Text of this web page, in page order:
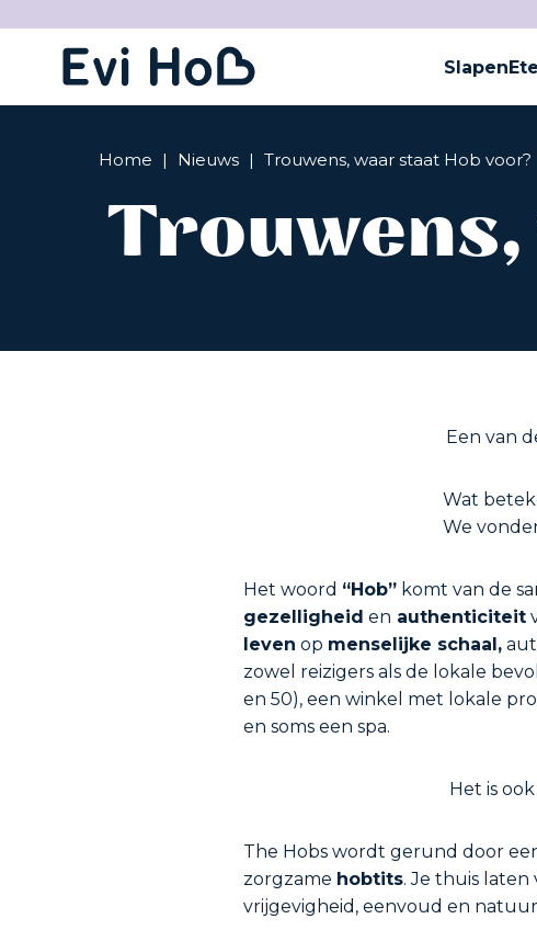
Slapen
Home | Nieuws | Trouwens, waar staat Hob voor?
Een van
Wat
We
Het woord “Hob” komt van de
gezelligheid en authenticiteit
leven op menselijke schaal,
zowel reizigers als de lokale
en 50), een winkel met lokale
en soms een spa.
Het is
The Hobs wordt gerund door
zorgzame hobtits. Je thuis
vrijgevigheid, eenvoud en